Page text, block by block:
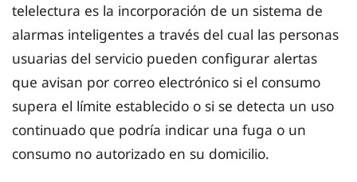
telelectura es la incorporación de un sistema de
alarmas inteligentes a través del cual las personas
usuarias del servicio pueden configurar alertas
que avisan por correo electrónico si el consumo
supera el límite establecido o si se detecta un uso
continuado que podría indicar una fuga o un
consumo no autorizado en su domicilio.